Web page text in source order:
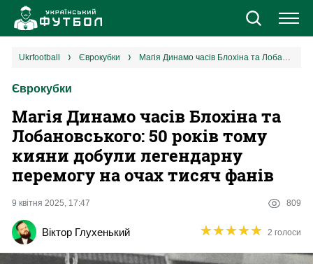
Новини
Єврокубки
УПЛ
ukrfootball єврокубки Магія Динамо часів Блохіна та Лобановського: 50 років тому кияни добули легендарну перемогу на очах тисяч фанів
Єврокубки
Магія Динамо часів Блохіна та
Лобановського: 50 років тому
кияни добули легендарну
перемогу на очах тисяч фанів
9 квітня 2025, 17:47 809
Віктор Глухенький ★★★★★
★★★★★ 2 голоси